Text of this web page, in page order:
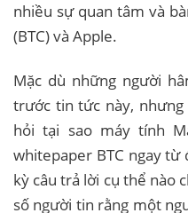
nhiều sự quan tâm và
(BTC) và Apple.
Mặc dù những người
trước tin tức này,
hỏi tại sao máy tính
whitepaper BTC ngay từ
kỳ câu trả lời cụ thể nào
số người tin rằng một